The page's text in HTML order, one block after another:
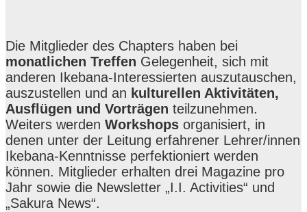
Die Mitglieder des Chapters haben bei
monatlichen Treffen Gelegenheit, sich mit
anderen Ikebana-Interessierten auszutauschen,
auszustellen und an kulturellen Aktivitäten,
Ausflügen und Vorträgen teilzunehmen.
Weiters werden Workshops organisiert, in
denen unter der Leitung erfahrener Lehrer/innen
Ikebana-Kenntnisse perfektioniert werden
können. Mitglieder erhalten drei Magazine pro
Jahr sowie die Newsletter „I.I. Activities“ und
„Sakura News“.